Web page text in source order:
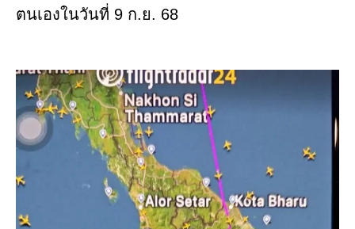
ตนเองในวันที่ 9 ก.ย. 68